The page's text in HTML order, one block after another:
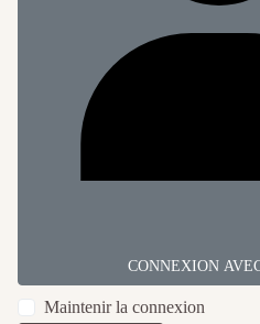
CONNEXION
Maintenir la connexion